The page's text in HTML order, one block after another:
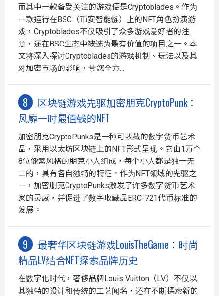
而其中一款备受关注的游戏便是Cryptoblades。作为
一款运行在BSC（币安智能链）上的NFT角色扮演游
戏，Cryptoblades不仅吸引了众多游戏爱好者的注
意，还在BSC生态中被选为最有价值的项目之一。本
文将深入探讨Cryptoblades的游戏机制、玩法以及其
对加密市场的影响，带您全方...
区块链游戏先驱加密朋克CryptoPunk：
风靡一时最值钱的NFT
加密朋克CryptoPunks是一种可收藏的数字货币艺术
品，采用以太坊区块链上的NFT形式呈现。它由1万个
8位像素风格的朋克小人组成，每个小人都是独一无
二的，具有各自独特的特征。作为NFT领域的先驱之
一，加密朋克CryptoPunks激发了许多数字货币艺术
家的灵感，并促进了数字收藏品ERC-721代币标准的
发展。
最奢华区块链游戏LouisTheGame：时尚
精品LV结合NFT探索品牌历史
在数字化时代，奢侈品牌Louis Vuitton（LV）不仅以
其独特的设计和传统的工艺闻名，还在不断探索新的